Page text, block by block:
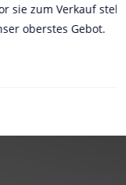
stehen.
Gebot.